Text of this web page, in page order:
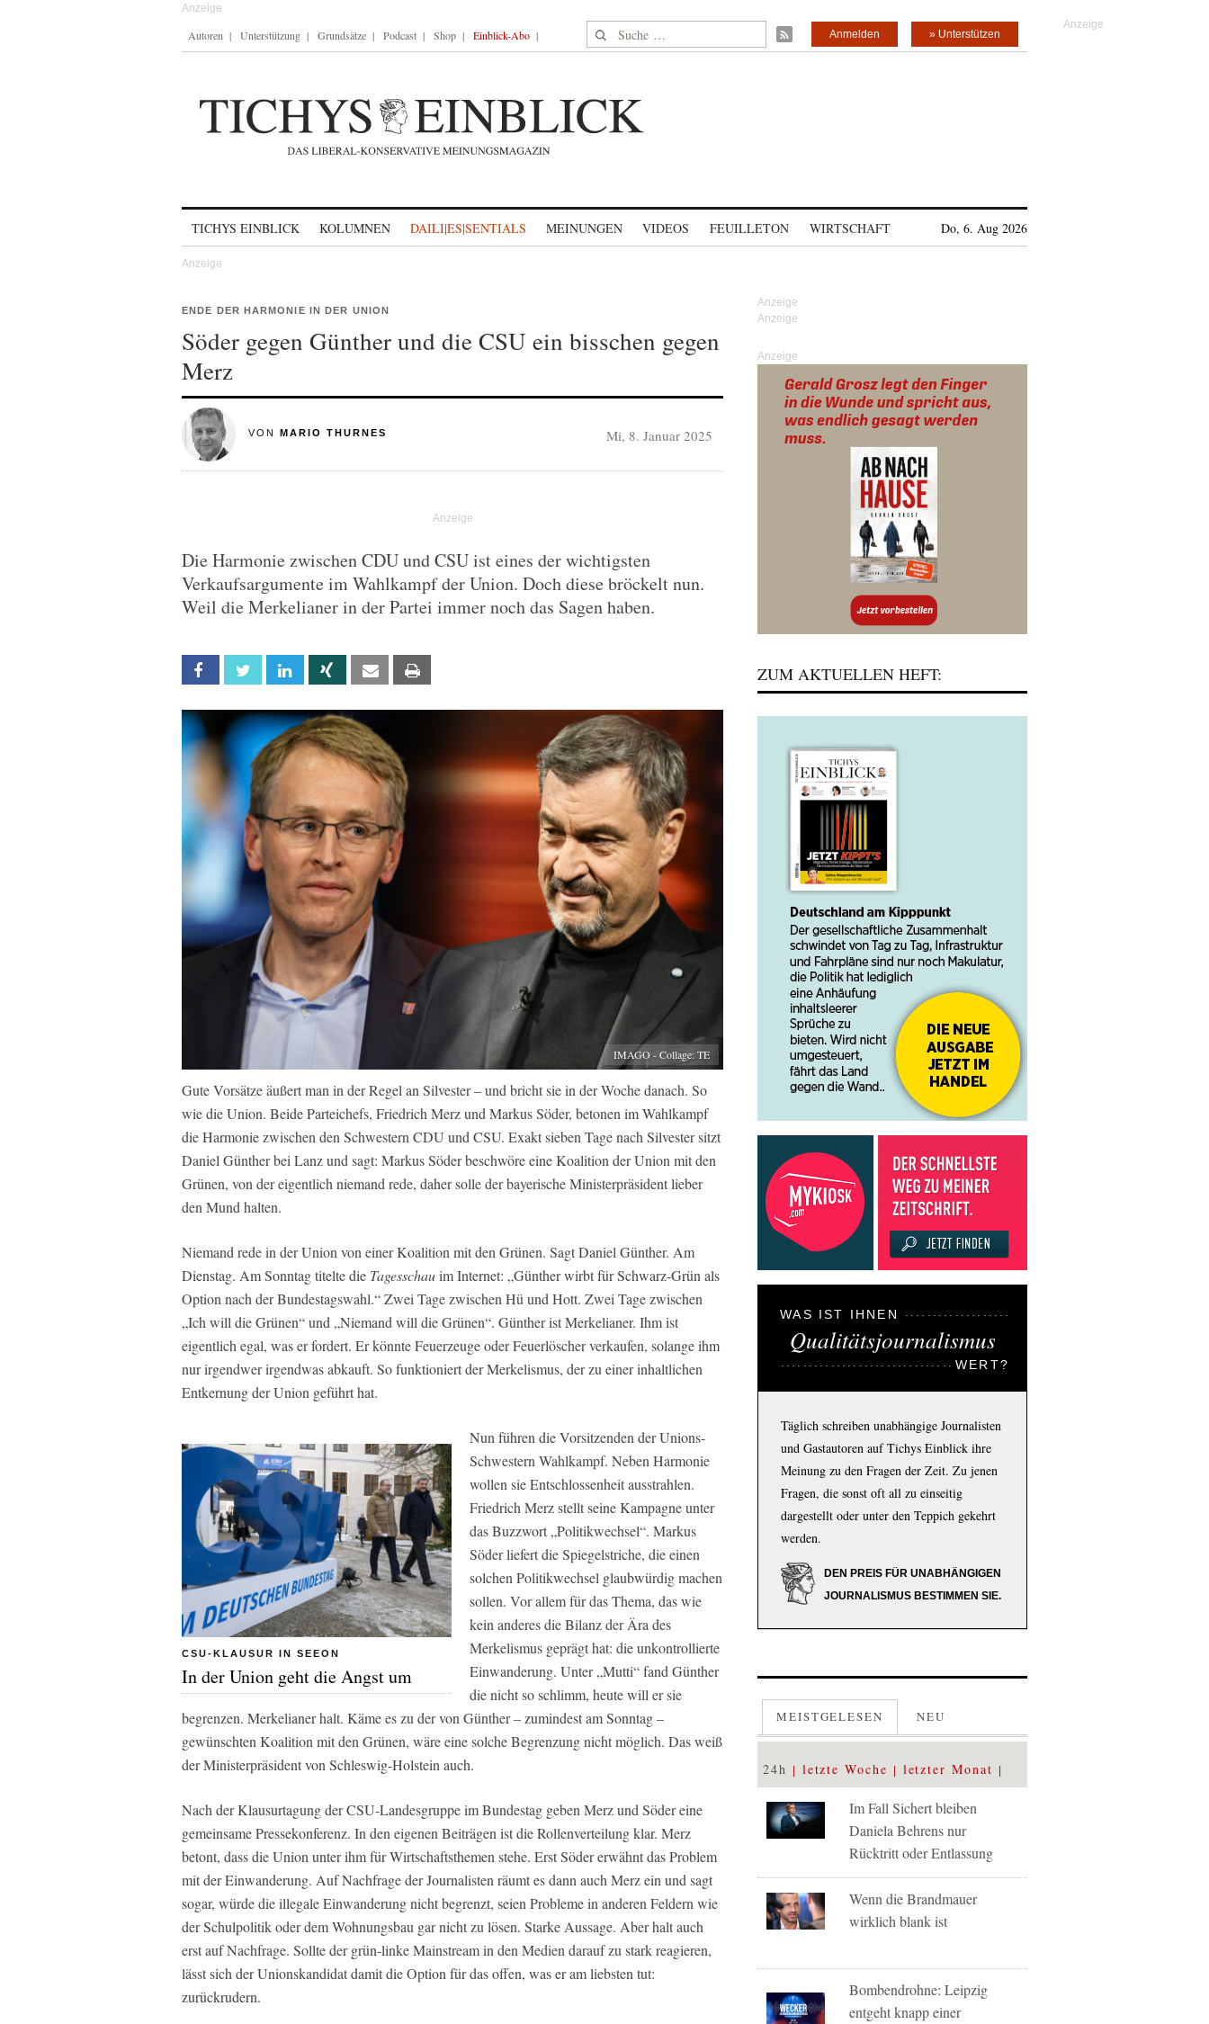
Autoren Unterstützung Grundsätze Podcast Shop Einblick-Abo Suche nach: » Unterstützen
Anmelden
TICHYS EINBLICK KOLUMNEN DAILI|ES|SENTIALS MEINUNGEN VIDEOS FEUILLETON WIRTSCHAFT Do, 6. Aug 2026
ENDE DER HARMONIE IN DER UNION
Söder gegen Günther und die CSU ein bisschen gegen
Merz
VON MARIO THURNES Mi, 8. Januar 2025
Die Harmonie zwischen CDU und CSU ist eines der wichtigsten
Verkaufsargumente im Wahlkampf der Union. Doch diese bröckelt nun.
Weil die Merkelianer in der Partei immer noch das Sagen haben.
Facebook Twitter Linkedin Xing Email
IMAGO - Collage: TE
Gute Vorsätze äußert man in der Regel an Silvester – und bricht sie in der Woche danach. So
wie die Union. Beide Parteichefs, Friedrich Merz und Markus Söder, betonen im Wahlkampf
die Harmonie zwischen den Schwestern CDU und CSU. Exakt sieben Tage nach Silvester sitzt
Daniel Günther bei Lanz und sagt: Markus Söder beschwöre eine Koalition der Union mit den
Grünen, von der eigentlich niemand rede, daher solle der bayerische Ministerpräsident lieber
den Mund halten.
Niemand rede in der Union von einer Koalition mit den Grünen. Sagt Daniel Günther. Am
Dienstag. Am Sonntag titelte die Tagesschauim Internet: „Günther wirbt für Schwarz-Grün als
Option nach der Bundestagswahl.“ Zwei Tage zwischen Hü und Hott. Zwei Tage zwischen
„Ich will die Grünen“ und „Niemand will die Grünen“. Günther ist Merkelianer. Ihm ist
eigentlich egal, was er fordert. Er könnte Feuerzeuge oder Feuerlöscher verkaufen, solange ihm
nur irgendwer irgendwas abkauft. So funktioniert der Merkelismus, der zu einer inhaltlichen
Entkernung der Union geführt hat.
CSU-KLAUSUR IN SEEON
In der Union geht die Angst um
Nun führen die Vorsitzenden der Unions-
Schwestern Wahlkampf. Neben Harmonie
wollen sie Entschlossenheit ausstrahlen.
Friedrich Merz stellt seine Kampagne unter
das Buzzwort „Politikwechsel“. Markus
Söder liefert die Spiegelstriche, die einen
solchen Politikwechsel glaubwürdig machen
sollen. Vor allem für das Thema, das wie
kein anderes die Bilanz der Ära des
Merkelismus geprägt hat: die unkontrollierte
Einwanderung. Unter „Mutti“ fand Günther
die nicht so schlimm, heute will er sie
begrenzen. Merkelianer halt. Käme es zu der von Günther – zumindest am Sonntag –
gewünschten Koalition mit den Grünen, wäre eine solche Begrenzung nicht möglich. Das weiß
der Ministerpräsident von Schleswig-Holstein auch.
Nach der Klausurtagung der CSU-Landesgruppe im Bundestag geben Merz und Söder eine
gemeinsame Pressekonferenz. In den eigenen Beiträgen ist die Rollenverteilung klar. Merz
betont, dass die Union unter ihm für Wirtschaftsthemen stehe. Erst Söder erwähnt das Problem
mit der Einwanderung. Auf Nachfrage der Journalisten räumt es dann auch Merz ein und sagt
sogar, würde die illegale Einwanderung nicht begrenzt, seien Probleme in anderen Feldern wie
der Schulpolitik oder dem Wohnungsbau gar nicht zu lösen. Starke Aussage. Aber halt auch
erst auf Nachfrage. Sollte der grün-linke Mainstream in den Medien darauf zu stark reagieren,
lässt sich der Unionskandidat damit die Option für das offen, was er am liebsten tut:
zurückrudern.
Anzeige
ZUM AKTUELLEN HEFT:
WAS IST IHNEN
Qualitätsjournalismus
WERT?
Täglich schreiben unabhängige Journalisten
und Gastautoren auf Tichys Einblick ihre
Meinung zu den Fragen der Zeit. Zu jenen
Fragen, die sonst oft all zu einseitig
dargestellt oder unter den Teppich gekehrt
werden.
DEN PREIS FÜR UNABHÄNGIGEN
JOURNALISMUS BESTIMMEN SIE.
MEISTGELESEN NEU
24h letzte Woche letzter Monat
Im Fall Sichert bleiben
Daniela Behrens nur
Rücktritt oder Entlassung
Wenn die Brandmauer
wirklich blank ist
Bombendrohne: Leipzig
entgeht knapp einer